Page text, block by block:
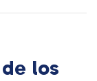
los